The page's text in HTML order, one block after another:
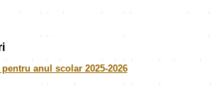
anul scolar 2025-2026